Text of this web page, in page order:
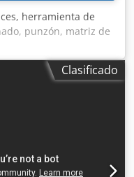
herramienta de
punzón, matriz de
-Estampador:
/ 1 13/16" -Medidas
Csdjzr Ek Nopfx Alisrf
Clasificado